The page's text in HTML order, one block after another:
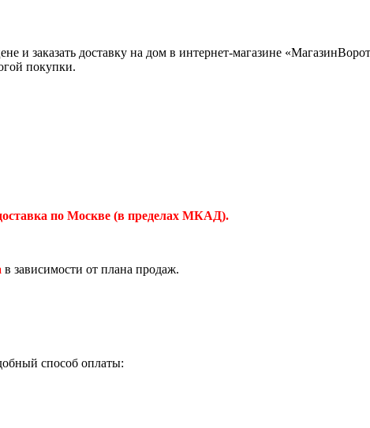
заказать доставку на дом в интернет-магазине
покупки.
по Москве (в пределах МКАД).
в зависимости от плана продаж.
способ оплаты: